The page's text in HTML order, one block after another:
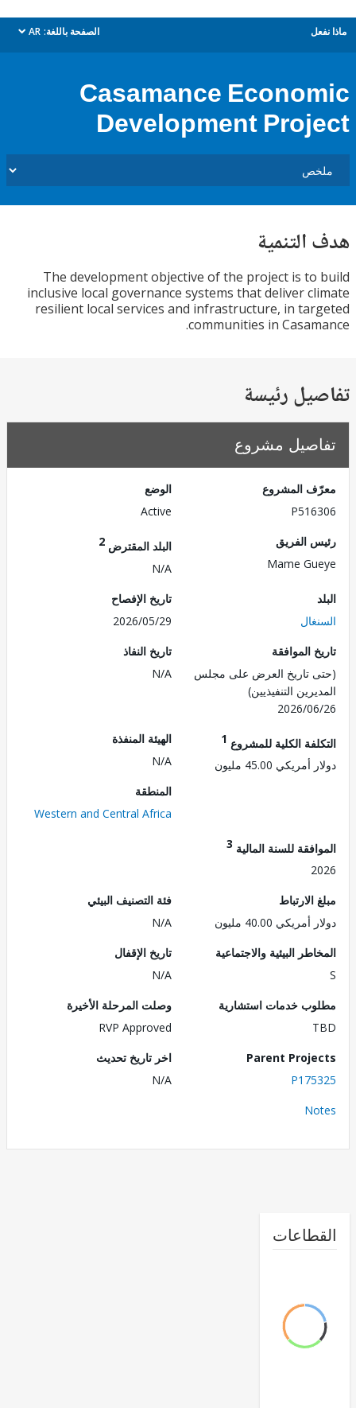
الصفحة باللغة: AR
dropdown
Casamance
Development
The development objective of the project is
inclusive local governance systems that deliver
resilient local services and infrastructure, in
communities in
رئيسة
مشروع
المشروع
الفريق
Mame
البلد المقترض
تاريخ الإفصاح
2026/05/29
الموافقة
تاريخ العرض على مجلس
التنفيذيين)
2026/
تاريخ النفاذ
N/A
الكلية للمشروع1
45.00 مليون
الهيئة المنفذة
Western and Central Africa
للسنة المالية3
40.00 مليون
فئة التصنيف البيئي
البيئية والاجتماعية
تاريخ الإقفال
خدمات استشارية
وصلت المرحلة الأخيرة
RVP Approved
Parent
اخر تاريخ تحديث